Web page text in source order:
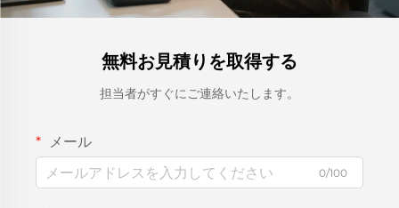
無料お見積りを取得する
担当者がすぐにご連絡いたします。
メール
0/100